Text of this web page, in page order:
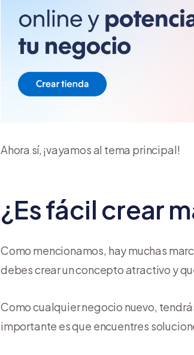
Ahora sí, ¡vayamos al tema principal!
¿Es fácil crear
Como mencionamos, hay muchas
debes crear un concepto atractivo y
Como cualquier negocio nuevo,
importante es que encuentres